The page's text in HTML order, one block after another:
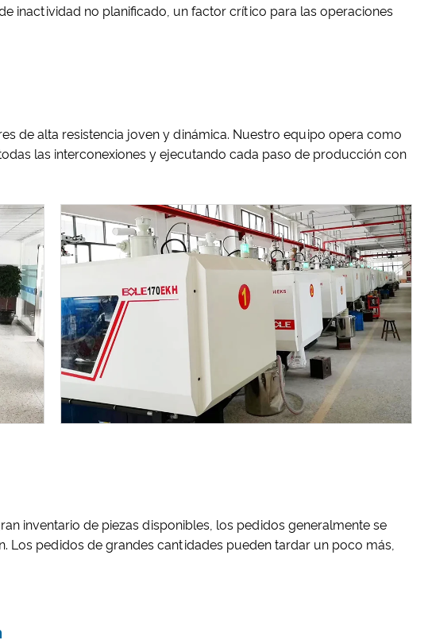
inactividad no planificado, un factor crítico para las operaciones
de alta resistencia joven y dinámica. Nuestro equipo opera como
las interconexiones y ejecutando cada paso de producción con
inventario de piezas disponibles, los pedidos generalmente se
Los pedidos de grandes cantidades pueden tardar un poco más,